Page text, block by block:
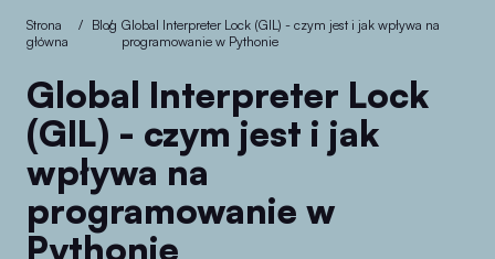
Strona
główna
/ Blog
/ Global Interpreter Lock (GIL) - czym jest i jak wpływa na
programowanie w Pythonie
Global Interpreter Lock
(GIL) - czym jest i jak
wpływa na
programowanie w
Pythonie